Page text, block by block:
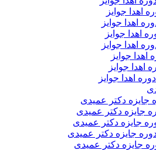
اهدا جوایز
اهدا جوایز
اهدا جوایز
اهدا جوایز
جوایز
اهدا جوایز
اهدا جوایز
جایزه دکتر عمیدی
جایزه دکتر عمیدی
جایزه دکتر عمیدی
جایزه دکتر عمیدی
جایزه دکتر عمیدی